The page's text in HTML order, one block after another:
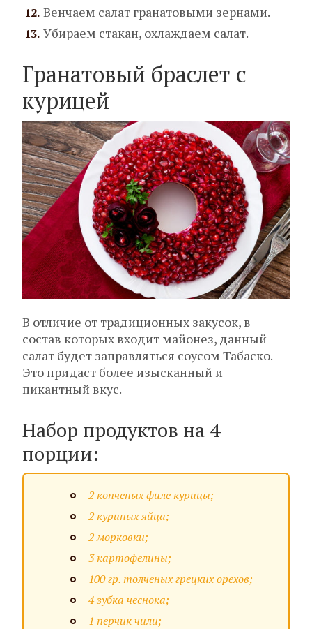
Венчаем салат гранатовыми зернами.
Убираем стакан, охлаждаем салат.
Гранатовый браслет с
курицей
В отличие от традиционных закусок, в
состав которых входит майонез, данный
салат будет заправляться соусом Табаско.
Это придаст более изысканный и
пикантный вкус.
Набор продуктов на 4
порции:
2 копченых филе курицы;
2 куриных яйца;
2 морковки;
3 картофелины;
100 гр. толченых грецких орехов;
4 зубка чеснока;
1 перчик чили;